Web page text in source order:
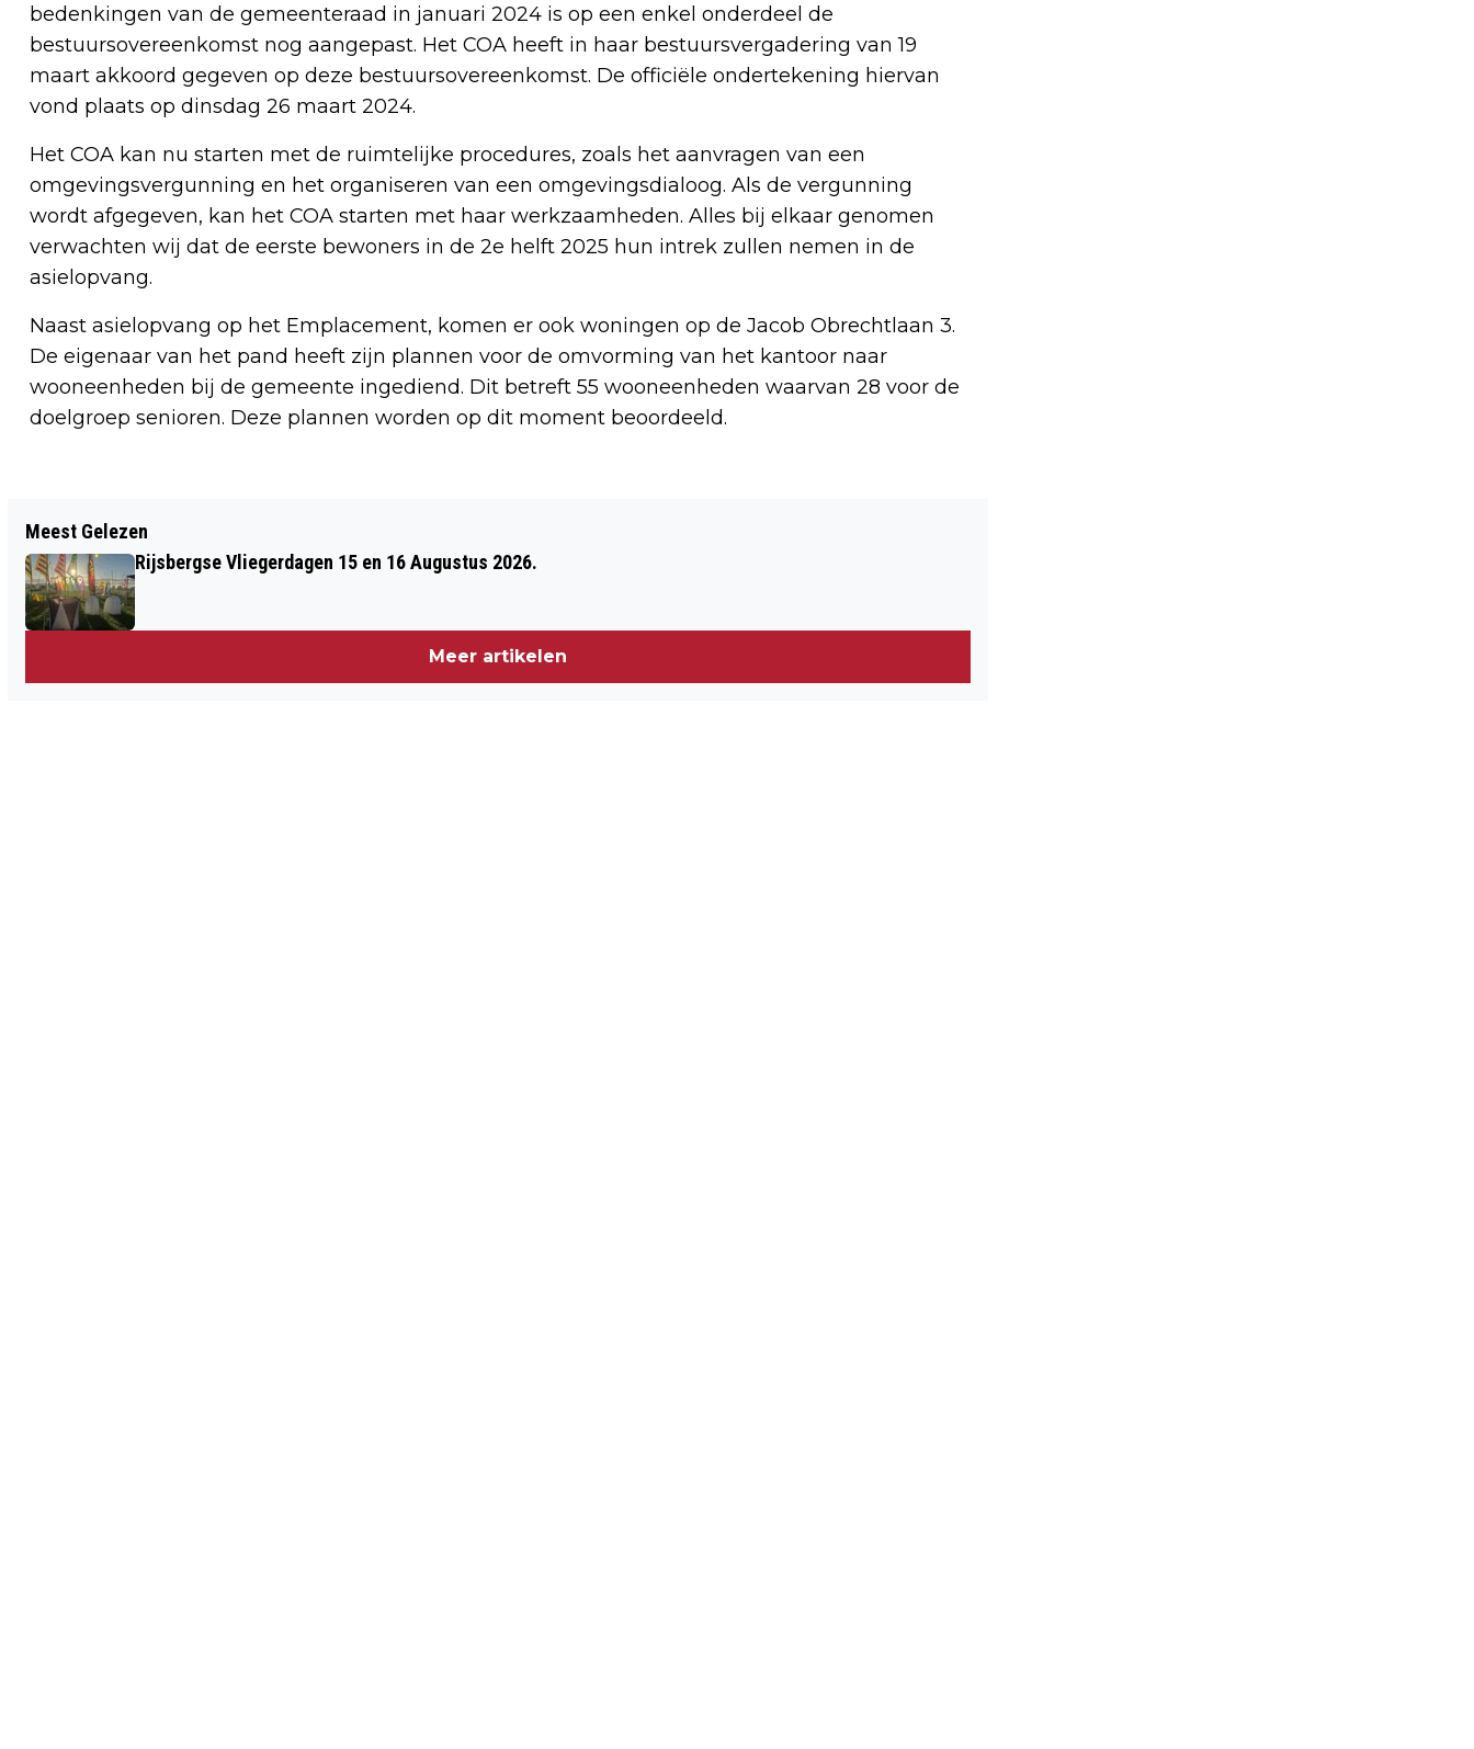
bedenkingen van de gemeenteraad in januari 2024 is op een enkel onderdeel de
bestuursovereenkomst nog aangepast. Het COA heeft in haar bestuursvergadering van 19
maart akkoord gegeven op deze bestuursovereenkomst. De officiële ondertekening hiervan
vond plaats op dinsdag 26 maart 2024.
Het COA kan nu starten met de ruimtelijke procedures, zoals het aanvragen van een
omgevingsvergunning en het organiseren van een omgevingsdialoog. Als de vergunning
wordt afgegeven, kan het COA starten met haar werkzaamheden. Alles bij elkaar genomen
verwachten wij dat de eerste bewoners in de 2e helft 2025 hun intrek zullen nemen in de
asielopvang.
Naast asielopvang op het Emplacement, komen er ook woningen op de Jacob Obrechtlaan 3.
De eigenaar van het pand heeft zijn plannen voor de omvorming van het kantoor naar
wooneenheden bij de gemeente ingediend. Dit betreft 55 wooneenheden waarvan 28 voor de
doelgroep senioren. Deze plannen worden op dit moment beoordeeld.
13 APRIL, THE WIENERS PLAY THE
EVERLY BROTHERS BIJ PODIUM
KLOOSTERHOF
SCHELDE DELTA ONTVANGT OFFICIEEL
KEURMERK!
Meest Gelezen
Rijsbergse Vliegerdagen 15 en 16 Augustus 2026.
Meer artikelen